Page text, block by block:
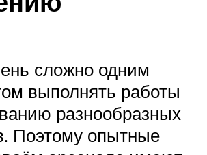
сложно одним
выполнять работы
разнообразных
Поэтому опытные